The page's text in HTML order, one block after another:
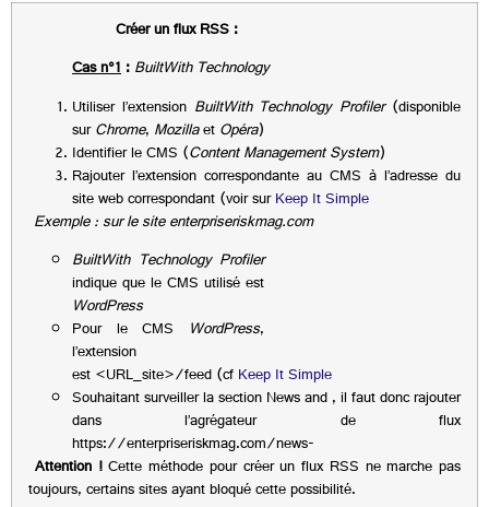
Créer un flux RSS :
Cas n°1:BuiltWith Technology
Utiliser l’extension BuiltWith Technology Profiler(disponible
surChrome, MozillaetOpéra)
Identifier le CMS (Content Management System)
Rajouter l’extension correspondante au CMS à l’adresse du
site web correspondant (voir surKeep It Simple
Exemple : sur le site enterpriseriskmag.com
BuiltWith Technology Profiler
indique que le CMS utilisé est
WordPress
Pour le CMS WordPress,
l’extension
est <URL_site>/feed (cfKeep It Simple
Souhaitant surveiller la section News and , il faut donc rajouter
dans l’agrégateur de flux
https://enterpriseriskmag.com/news-
Attention !Cette méthode pour créer un flux RSS ne marche pas
toujours, certains sites ayant bloqué cette possibilité.